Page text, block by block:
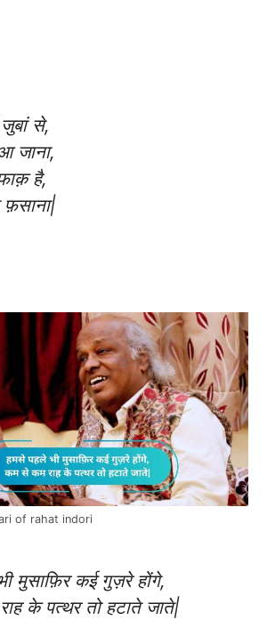
से,
जाना,
है,
फ़साना|
of rahat indori
मुसाफ़िर कई गुज़रे होंगे,
के पत्थर तो हटाते जाते|